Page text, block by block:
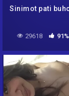
Sinimot pati
29618 91%